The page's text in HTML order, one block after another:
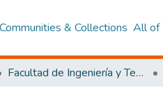
Communities & Collections All of
Facultad de Ingeniería y Tecnologías de la Información y la Comunicación